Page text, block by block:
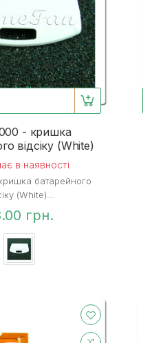
- кришка
відсіку (White)
в наявності
батарейного
(White)...
грн.